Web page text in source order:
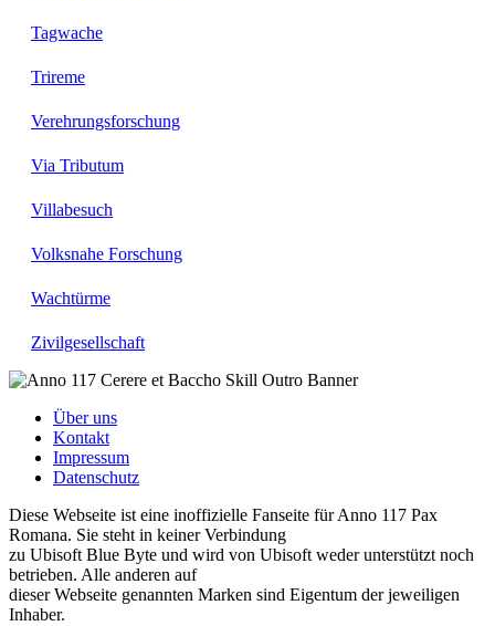
Tagwache
Trireme
Verehrungsforschung
Via Tributum
Villabesuch
Volksnahe Forschung
Wachtürme
Zivilgesellschaft
Über uns
Kontakt
Impressum
Datenschutz
Diese Webseite ist eine inoffizielle Fanseite für Anno 117 Pax
Romana. Sie steht in keiner Verbindung
zu Ubisoft Blue Byte und wird von Ubisoft weder unterstützt noch
betrieben. Alle anderen auf
dieser Webseite genannten Marken sind Eigentum der jeweiligen
Inhaber.